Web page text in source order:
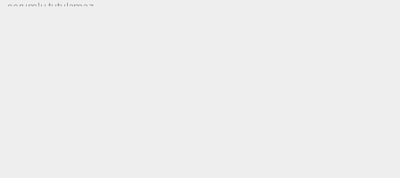
sorumlu tutulamaz.